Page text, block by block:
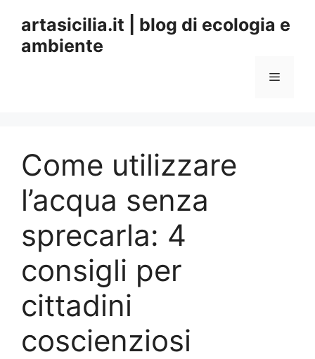
contenuto
artasicilia.it | blog di ecologia e
ambiente
Menu
Come utilizzare
l’acqua senza
sprecarla: 4
consigli per
cittadini
coscienziosi